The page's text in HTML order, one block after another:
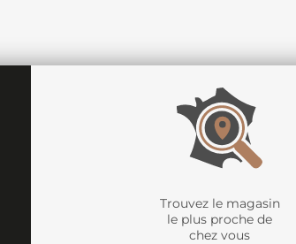
Trouvez le magasin
le plus proche de
chez vous